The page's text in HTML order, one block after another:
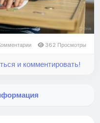
362 Просмотры
и комментировать!